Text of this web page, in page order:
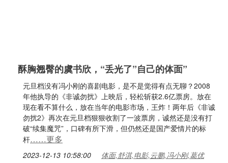
酥胸翘臀的虞书欣，“丢光了”自己的体面”
元旦档没有冯小刚的喜剧电影，是不是觉得有点无聊？2008
年他执导的《非诚勿扰》上映后，轻松斩获2.6亿票房。放在
现在看不算什么，放在当年的电影市场，王炸！两年后《非诚
勿扰2》再次在元旦档狠狠收割了一波票房，诚然还是没有打
破“续集魔咒”，口碑有所下滑，但仍然还是国产爱情片的标
杆……更多
2023-12-13 10:58:00 体面,舒淇,电影,云鹏,冯小刚,葛优